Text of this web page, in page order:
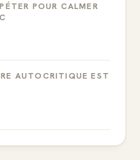
POUR CALMER
AUTOCRITIQUE EST